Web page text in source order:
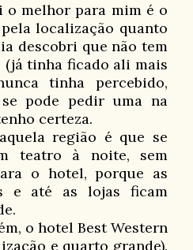
o melhor para mim é o
localização quanto
descobri que não tem
tinha ficado ali mais
tinha percebido,
pode pedir uma na
certeza.
região é que se
teatro à noite, sem
o hotel, porque as
e até as lojas ficam
o hotel Best Western
e quarto grande).